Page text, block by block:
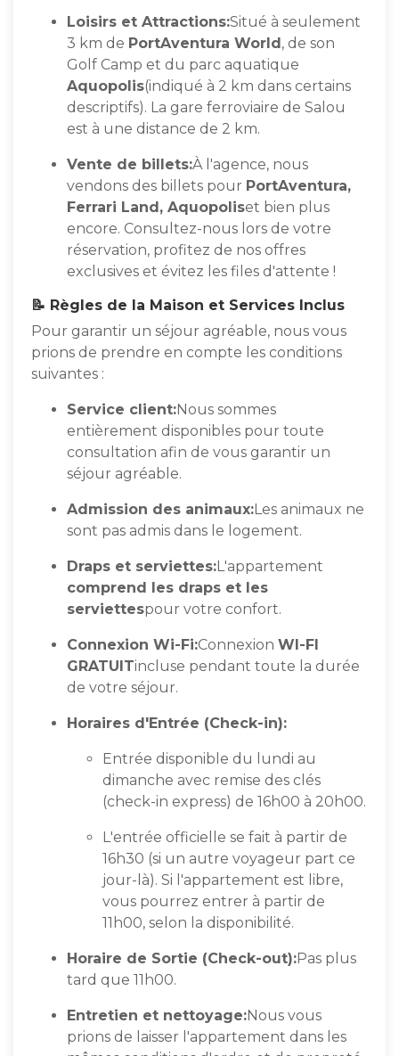
Loisirs et Attractions:Situé à seulement
3 km de PortAventura World, de son
Golf Camp et du parc aquatique
Aquopolis(indiqué à 2 km dans certains
descriptifs). La gare ferroviaire de Salou
est à une distance de 2 km.
Vente de billets:À l'agence, nous
vendons des billets pour PortAventura,
Ferrari Land, Aquopoliset bien plus
encore. Consultez-nous lors de votre
réservation, profitez de nos offres
exclusives et évitez les files d'attente !
📝 Règles de la Maison et Services Inclus
Pour garantir un séjour agréable, nous vous
prions de prendre en compte les conditions
suivantes :
Service client:Nous sommes
entièrement disponibles pour toute
consultation afin de vous garantir un
séjour agréable.
Admission des animaux:Les animaux ne
sont pas admis dans le logement.
Draps et serviettes:L'appartement
comprend les draps et les
serviettespour votre confort.
Connexion Wi-Fi:Connexion WI-FI
GRATUITincluse pendant toute la durée
de votre séjour.
Horaires d'Entrée (Check-in):
Entrée disponible du lundi au
dimanche avec remise des clés
(check-in express) de 16h00 à 20h00.
L'entrée officielle se fait à partir de
16h30 (si un autre voyageur part ce
jour-là). Si l'appartement est libre,
vous pourrez entrer à partir de
11h00, selon la disponibilité.
Horaire de Sortie (Check-out):Pas plus
tard que 11h00.
Entretien et nettoyage:Nous vous
prions de laisser l'appartement dans les